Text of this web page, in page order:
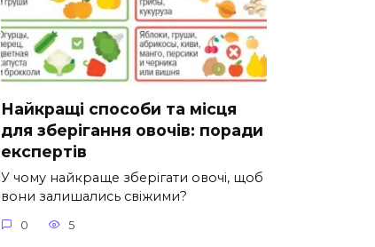
Найкращі способи та місця
для зберігання овочів: поради
експертів
У чому найкраще зберігати овочі, щоб
вони залишались свіжими?
0 5